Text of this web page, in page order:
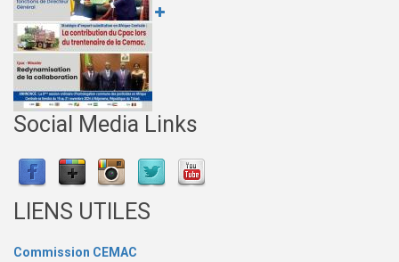
Social Media Links
LIENS UTILES
Commission CEMAC